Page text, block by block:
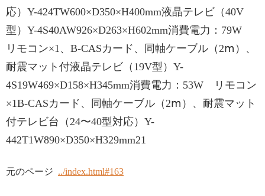
応）Y-424TW600×D350×H400mm液晶テレビ（40V
型）Y-4S40AW926×D263×H602mm消費電力：79W
リモコン×1、B-CASカード、同軸ケーブル（2ⅿ）、
耐震マット付液晶テレビ（19V型）Y-
4S19W469×D158×H345mm消費電力：53W リモコン
×1B-CASカード、同軸ケーブル（2ⅿ）、耐震マット
付テレビ台（24〜40型対応）Y-
442T1W890×D350×H329mm21
元のページ ../index.html#163